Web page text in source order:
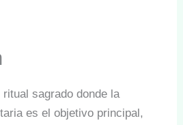
sagrado donde la
es el objetivo principal,